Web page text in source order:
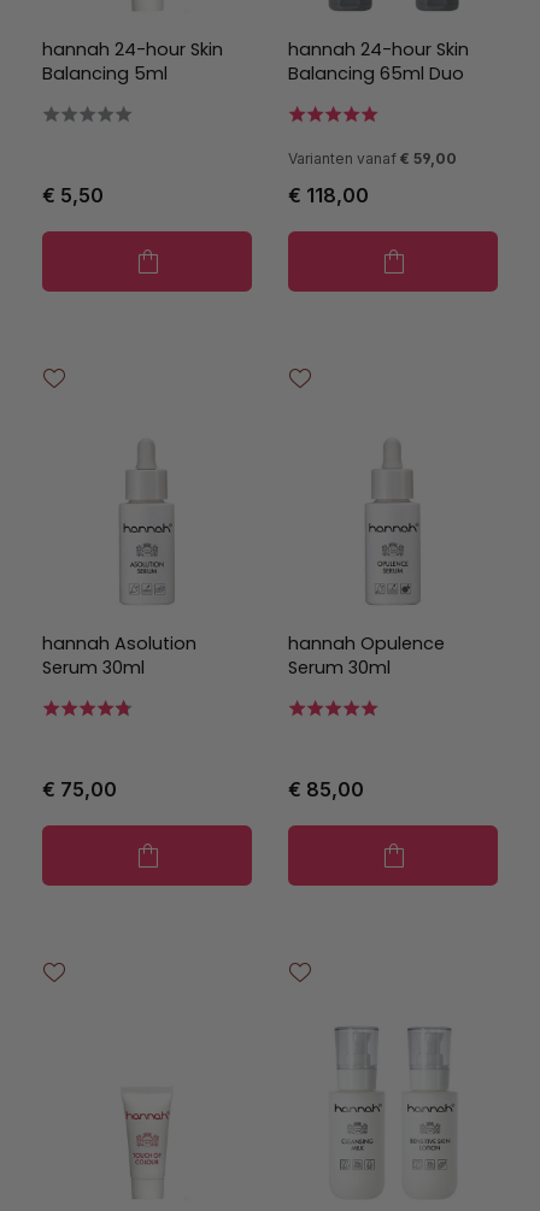
hannah 24-hour Skin
Balancing 5ml
€ 5,50
hannah 24-hour Skin
Balancing 65ml Duo
Varianten vanaf € 59,00
€ 118,00
hannah Asolution
Serum 30ml
€ 75,00
hannah Opulence
Serum 30ml
€ 85,00